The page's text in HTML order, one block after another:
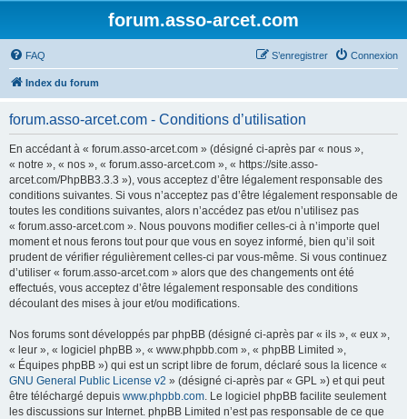
forum.asso-arcet.com
FAQ Connexion
S’enregistrer
Index du forum
forum.asso-arcet.com - Conditions d’utilisation
En accédant à « forum.asso-arcet.com » (désigné ci-après par « nous »,
« notre », « nos », « forum.asso-arcet.com », « https://site.asso-
arcet.com/PhpBB3.3.3 »), vous acceptez d’être légalement responsable des
conditions suivantes. Si vous n’acceptez pas d’être légalement responsable de
toutes les conditions suivantes, alors n’accédez pas et/ou n’utilisez pas
« forum.asso-arcet.com ». Nous pouvons modifier celles-ci à n’importe quel
moment et nous ferons tout pour que vous en soyez informé, bien qu’il soit
prudent de vérifier régulièrement celles-ci par vous-même. Si vous continuez
d’utiliser « forum.asso-arcet.com » alors que des changements ont été
effectués, vous acceptez d’être légalement responsable des conditions
découlant des mises à jour et/ou modifications.
Nos forums sont développés par phpBB (désigné ci-après par « ils », « eux »,
« leur », « logiciel phpBB », « www.phpbb.com », « phpBB Limited »,
« Équipes phpBB ») qui est un script libre de forum, déclaré sous la licence «
GNU General Public License v2 » (désigné ci-après par « GPL ») et qui peut
être téléchargé depuis www.phpbb.com. Le logiciel phpBB facilite seulement
les discussions sur Internet. phpBB Limited n’est pas responsable de ce que